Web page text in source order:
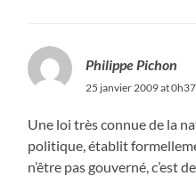
Philippe Pichon
25 janvier 2009 at 0h37
Une loi très connue de la
politique, établit
n’être pas gouverné, c’est